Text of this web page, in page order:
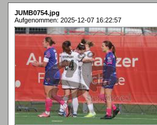
JUMB0754.jpg
Aufgenommen: 2025-12-07 16:22:57